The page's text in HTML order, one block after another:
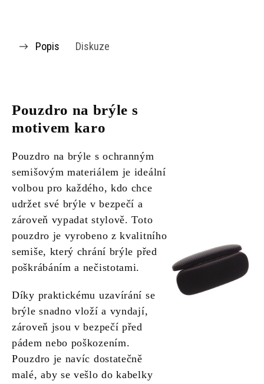
Popis Diskuze
Pouzdro na brýle s
motivem karo
Pouzdro na brýle s ochranným
semišovým materiálem je ideální
volbou pro každého, kdo chce
udržet své brýle v bezpečí a
zároveň vypadat stylově. Toto
pouzdro je vyrobeno z kvalitního
semiše, který chrání brýle před
poškrábáním a nečistotami.
Díky praktickému uzavírání se
brýle snadno vloží a vyndají,
zároveň jsou v bezpečí před
pádem nebo poškozením.
Pouzdro je navíc dostatečně
malé, aby se vešlo do kabelky